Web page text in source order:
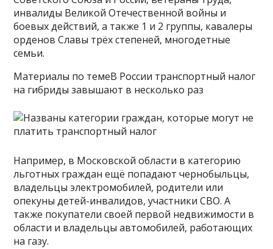
инвалиды Великой Отечественной войны и
боевых действий, а также 1 и 2 группы, кавалеры
орденов Славы трёх степеней, многодетные
семьи.
Материалы по темеВ России транспортный налог
на гибриды завышают в несколько раз
Например, в Московской области в категорию
льготных граждан ещё попадают чернобыльцы,
владельцы электромобилей, родители или
опекуны детей-инвалидов, участники СВО. А
также покупатели своей первой недвижимости в
области и владельцы автомобилей, работающих
на газу.